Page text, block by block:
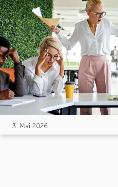
3. Mai 2026